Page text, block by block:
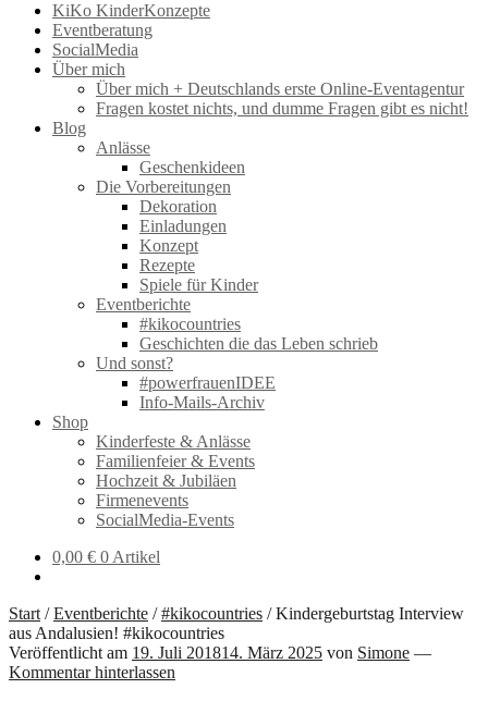
KiKo KinderKonzepte
Eventberatung
SocialMedia
Über mich
Über mich + Deutschlands erste Online-Eventagentur
Fragen kostet nichts, und dumme Fragen gibt es nicht!
Blog
Anlässe
Geschenkideen
Die Vorbereitungen
Dekoration
Einladungen
Konzept
Rezepte
Spiele für Kinder
Eventberichte
#kikocountries
Geschichten die das Leben schrieb
Und sonst?
#powerfrauenIDEE
Info-Mails-Archiv
Shop
Kinderfeste & Anlässe
Familienfeier & Events
Hochzeit & Jubiläen
Firmenevents
SocialMedia-Events
0,00 € 0 Artikel
Start /Eventberichte /#kikocountries /Kindergeburtstag Interview
aus Andalusien! #kikocountries
Veröffentlicht am 19. Juli 201814. März 2025 von Simone —
Kommentar hinterlassen